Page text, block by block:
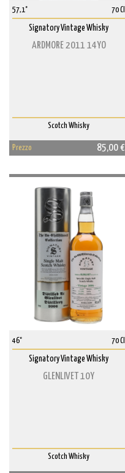
57,1° 70 Cl
Signatory Vintage Whisky
ARDMORE 2011 14YO
Scotch Whisky
Prezzo 85,00 €
46° 70 Cl
Signatory Vintage Whisky
GLENLIVET 10Y
Scotch Whisky